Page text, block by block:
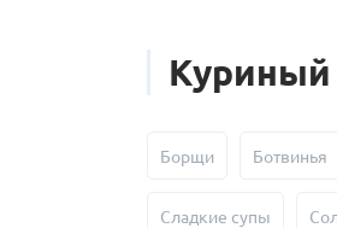
Куриный
Борщи Ботвинья
Сладкие супы